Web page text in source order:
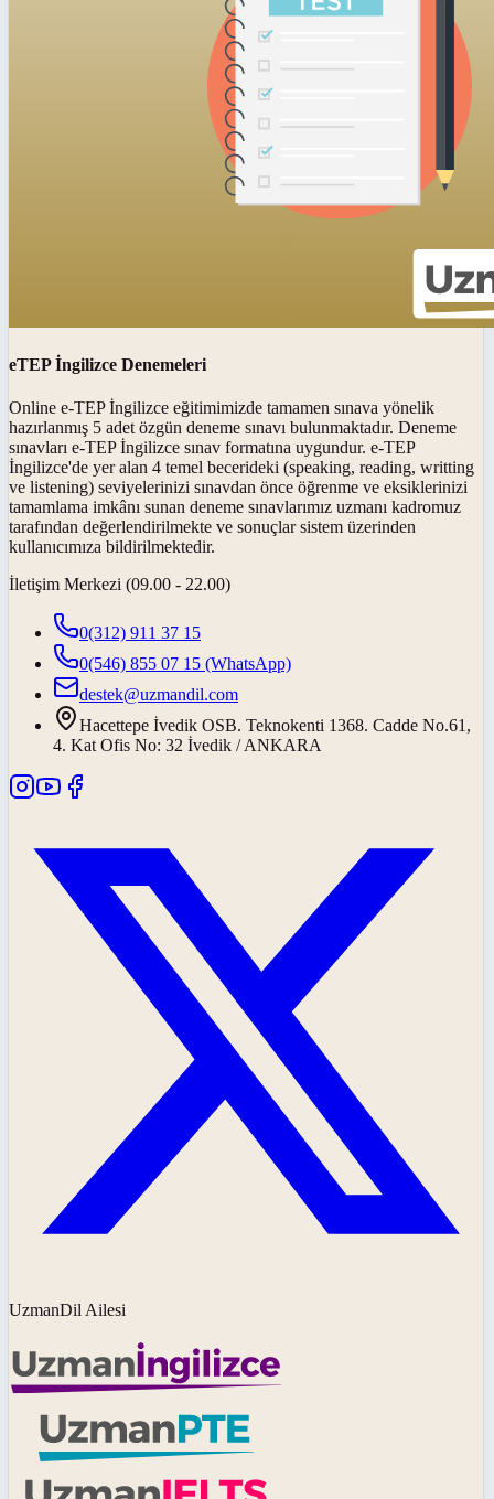
eTEP İngilizce Denemeleri
Online e-TEP İngilizce eğitimimizde tamamen sınava yönelik
hazırlanmış 5 adet özgün deneme sınavı bulunmaktadır. Deneme
sınavları e-TEP İngilizce sınav formatına uygundur. e-TEP
İngilizce'de yer alan 4 temel becerideki (speaking, reading, writting
ve listening) seviyelerinizi sınavdan önce öğrenme ve eksiklerinizi
tamamlama imkânı sunan deneme sınavlarımız uzmanı kadromuz
tarafından değerlendirilmekte ve sonuçlar sistem üzerinden
kullanıcımıza bildirilmektedir.
İletişim Merkezi (09.00 - 22.00)
0(312) 911 37 15
0(546) 855 07 15 (WhatsApp)
destek@uzmandil.com
Hacettepe İvedik OSB. Teknokenti 1368. Cadde No.61,
4. Kat Ofis No: 32 İvedik / ANKARA
UzmanDil Ailesi